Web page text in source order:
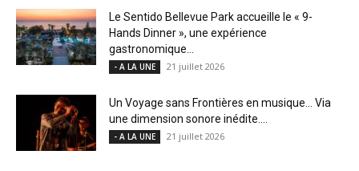
Le Sentido Bellevue Park accueille le « 9-
Hands Dinner », une expérience
gastronomique...
- A LA UNE 21 juillet 2026
Un Voyage sans Frontières en musique… Via
une dimension sonore inédite....
- A LA UNE 21 juillet 2026